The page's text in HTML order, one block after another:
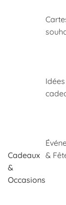
Cadeaux
&
Occasions
Idées
&